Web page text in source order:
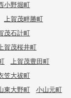
小野堀町
上賀茂畔勝町
茂石計町
賀茂桜井町
上賀茂豊田町
笠大祓町
東大野町
小山元町